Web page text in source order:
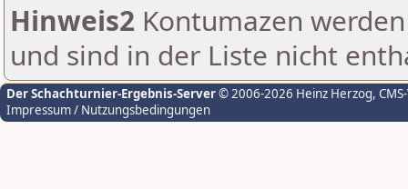
Hinweis2 Kontumazen
und sind in der Liste nicht
Der Schachturnier-Ergebnis-Server© 2006-2026 Heinz Herzog,
Impressum / Nutzungsbedingungen